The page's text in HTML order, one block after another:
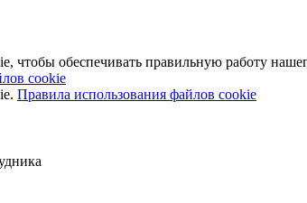
обеспечивать правильную работу
cookie
Правила использования файлов cookie